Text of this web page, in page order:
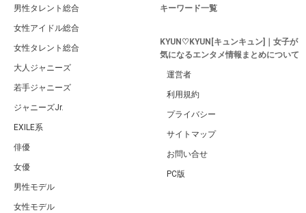
男性タレント総合
女性アイドル総合
女性タレント総合
大人ジャニーズ
若手ジャニーズ
ジャニーズJr.
EXILE系
俳優
女優
男性モデル
女性モデル
キーワード一覧
KYUN♡KYUN[キュンキュン]｜女子が
気になるエンタメ情報まとめについて
運営者
利用規約
プライバシー
サイトマップ
お問い合せ
PC版